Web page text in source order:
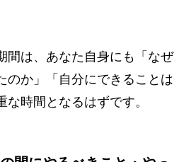
間は、あなた自身にも「なぜ
のか」「自分にできることは
時間となるはずです。